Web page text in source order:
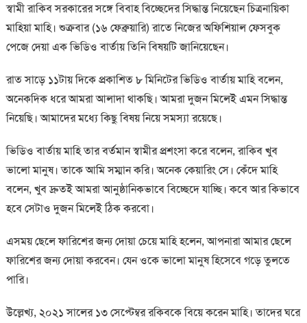
স্বামী রাকিব সরকারের সঙ্গে বিবাহ বিচ্ছেদের সিদ্ধান্ত নিয়েছেন চিত্রনায়িকা
মাহিয়া মাহি। শুক্রবার (১৬ ফেব্রুয়ারি) রাতে নিজের অফিশিয়াল ফেসবুক
পেজে দেয়া এক ভিডিও বার্তায় তিনি বিষয়টি জানিয়েছেন।
রাত সাড়ে ১১টায় দিকে প্রকাশিত ৮ মিনিটের ভিডিও বার্তায় মাহি বলেন,
অনেকদিক ধরে আমরা আলাদা থাকছি। আমরা দুজন মিলেই এমন সিদ্ধান্ত
নিয়েছি। আমাদের মধ্যে কিছু বিষয় নিয়ে সমস্যা রয়েছে।
ভিডিও বার্তায় মাহি তার বর্তমান স্বামীর প্রশংসা করে বলেন, রাকিব খুব
ভালো মানুষ। তাকে আমি সম্মান করি। অনেক কেয়ারিং সে। কেঁদে মাহি
বলেন, খুব দ্রুতই আমরা আনুষ্ঠানিকভাবে বিচ্ছেদে যাচ্ছি। কবে আর কিভাবে
হবে সেটাও দুজন মিলেই ঠিক করবো।
এসময় ছেলে ফারিশের জন্য দোয়া চেয়ে মাহি হলেন, আপনারা আমার ছেলে
ফারিশের জন্য দোয়া করবেন। যেন ওকে ভালো মানুষ হিসেবে গড়ে তুলতে
পারি।
উল্লেখ্য, ২০২১ সালের ১৩ সেপ্টেম্বর রকিবকে বিয়ে করেন মাহি। তাদের ঘরে